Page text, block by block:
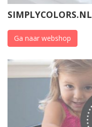
SIMPLYCOLORS.NL
Ga naar webshop